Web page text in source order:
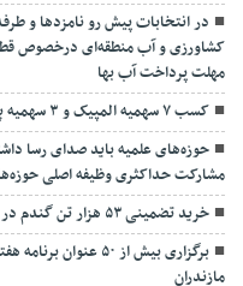
در انتخابات پیش رو نامزدها و
کشاورزی و آب منطقه‌ای درخصوص
مهلت پرداخت آب بها
کسب ۷ سهمیه المپیک و ۳ سهمیه پارالمپیک پاریس توسط ورزشکاران مازندرانی
حوزه‌های علمیه باید صدای رسا
مشارکت حداکثری وظیفه اصلی
خرید تضمینی ۵۳ هزار تن گندم در مازندران
برگزاری بیش از ۵۰
مازندران